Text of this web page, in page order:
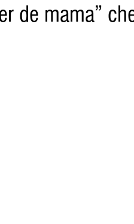
de mama”